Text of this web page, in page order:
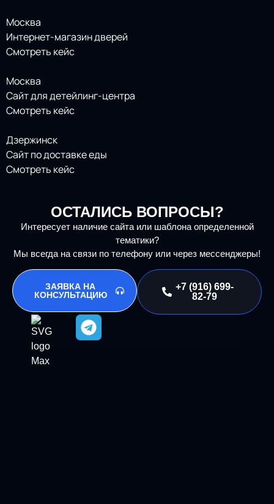
Москва
Интернет-магазин дверей
Смотреть кейс
Москва
Сайт для детейлинг-центра
Смотреть кейс
Дзержинск
Сайт по доставке еды
Смотреть кейс
ОСТАЛИСЬ ВОПРОСЫ?
Интересует наличие сайта или шаблона определенной
тематики?
Мы всегда на связи по телефону или через мессенджеры!
ЗАЯВКА НА
КОНСУЛЬТАЦИЮ
+7 (916) 699-
82-79